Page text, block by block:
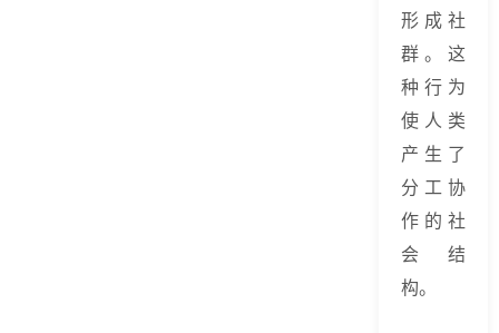
形成社
群。这
种行为
使人类
产生了
分工协
作的社
会结
构。